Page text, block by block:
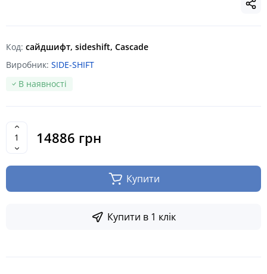
Код: сайдшифт, sideshift, Cascade
Виробник: SIDE-SHIFT
В наявності
14886 грн
Купити
Купити в 1 клік